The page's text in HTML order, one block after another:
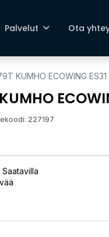
Palvelut Ota
KUMHO ECOWING ES31
227197
Saatavilla